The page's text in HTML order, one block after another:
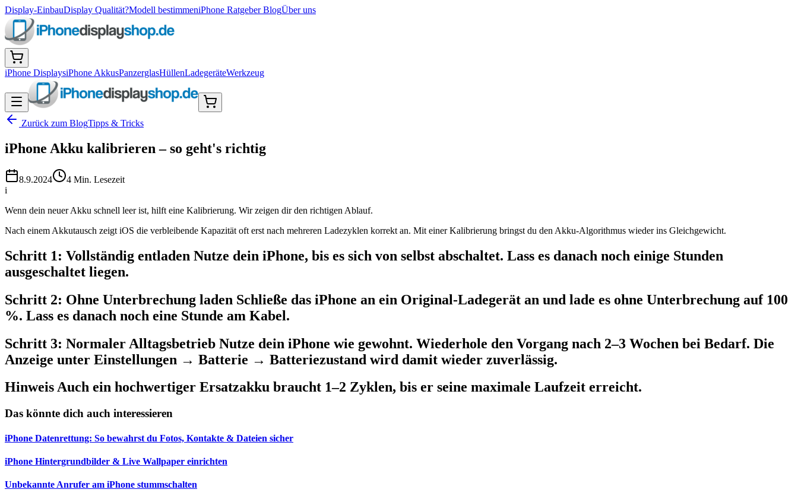
Display-EinbauDisplay Qualität?Modell bestimmeniPhone Ratgeber BlogÜber uns
iPhone DisplaysiPhone AkkusPanzerglasHüllenLadegeräteWerkzeug
Zurück zum BlogTipps & Tricks
iPhone Akku kalibrieren – so geht's richtig
8.9.2024 4 Min. Lesezeit
i
Wenn dein neuer Akku schnell leer ist, hilft eine Kalibrierung. Wir zeigen dir den richtigen Ablauf.
Nach einem Akkutausch zeigt iOS die verbleibende Kapazität oft erst nach mehreren Ladezyklen korrekt an. Mit einer Kalibrierung bringst du den Akku-Algorithmus wieder ins Gleichgewicht.
Schritt 1: Vollständig entladen Nutze dein iPhone, bis es sich von selbst abschaltet. Lass es danach noch einige Stunden
ausgeschaltet liegen.
Schritt 2: Ohne Unterbrechung laden Schließe das iPhone an ein Original-Ladegerät an und lade es ohne Unterbrechung auf 100
%. Lass es danach noch eine Stunde am Kabel.
Schritt 3: Normaler Alltagsbetrieb Nutze dein iPhone wie gewohnt. Wiederhole den Vorgang nach 2–3 Wochen bei Bedarf. Die
Anzeige unter Einstellungen → Batterie → Batteriezustand wird damit wieder zuverlässig.
Hinweis Auch ein hochwertiger Ersatzakku braucht 1–2 Zyklen, bis er seine maximale Laufzeit erreicht.
Das könnte dich auch interessieren
iPhone Datenrettung: So bewahrst du Fotos, Kontakte & Dateien sicher
iPhone Hintergrundbilder & Live Wallpaper einrichten
Unbekannte Anrufer am iPhone stummschalten